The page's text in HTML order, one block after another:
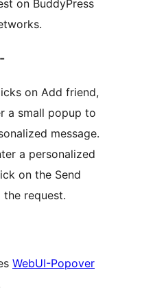
on BuddyPress
on Add friend,
a small popup to
message.
a personalized
on the Send
request.
WebUI-Popover